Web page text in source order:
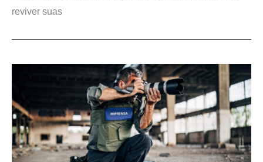
reviver suas